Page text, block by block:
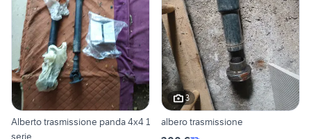
Alberto trasmissione panda 4x4 1
serie
3
albero trasmissione